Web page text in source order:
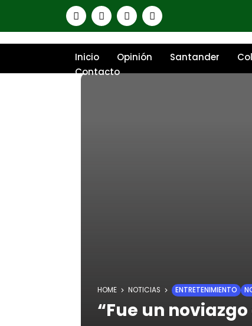
Inicio Opinión Santander
Contacto
HOME NOTICIAS ENTRETENIMIENTO
“Fue un